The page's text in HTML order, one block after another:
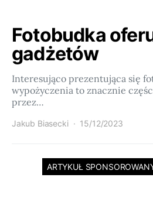
Fotobudka
gadżetów
Interesująco prezentująca się
wypożyczenia to znacznie
przez…
Jakub Biasecki 15/12/2023
ARTYKUŁ